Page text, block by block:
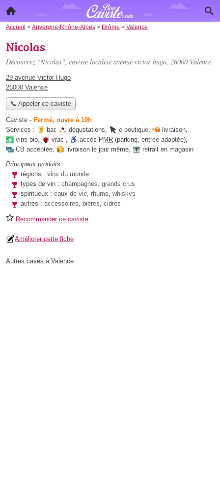
Accueil > Auvergne-Rhône-Alpes > Drôme > Valence
Nicolas
Découvrez "Nicolas", caviste localisé avenue victor hugo, 26000 Valence.
29 avenue Victor Hugo
26000 Valence
📞 Appeler ce caviste
Caviste - Fermé, ouvre à 10h
Services :
bar, dégustations, e-boutique, livraison,
vins bio, vrac , accès PMR (parking, entrée adaptée),
CB acceptée, livraison le jour même,
retrait en magasin
Principaux produits :
régions : vins du monde
types de vin : champagnes, grands crus
spiritueux : eaux de vie, rhums, whiskys
autres : accessoires, bières, cidres
Recommander ce caviste
Améliorer cette fiche
Autres caves à Valence